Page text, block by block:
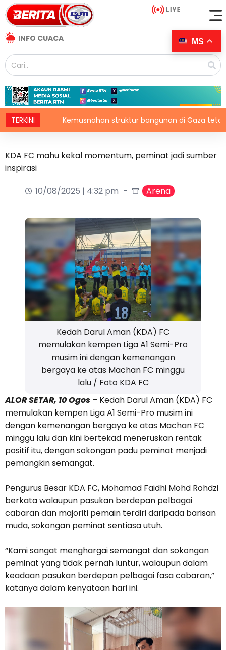
INFO CUACA
TERKINIKemusnahan struktur bangunan di Gaza tetap catat
KDA FC mahu kekal momentum, peminat jadi sumber
inspirasi
10/08/2025 | 4:32 pm
Arena
Kedah Darul Aman (KDA) FC
memulakan kempen Liga A1 Semi-Pro
musim ini dengan kemenangan
bergaya ke atas Machan FC minggu
lalu / Foto KDA FC
ALOR SETAR, 10 Ogos – Kedah Darul Aman (KDA) FC
memulakan kempen Liga A1 Semi-Pro musim ini
dengan kemenangan bergaya ke atas Machan FC
minggu lalu dan kini bertekad meneruskan rentak
positif itu, dengan sokongan padu peminat menjadi
pemangkin semangat.
Pengurus Besar KDA FC, Mohamad Faidhi Mohd Rohdzi
berkata walaupun pasukan berdepan pelbagai
cabaran dan majoriti pemain terdiri daripada barisan
muda, sokongan peminat sentiasa utuh.
“Kami sangat menghargai semangat dan sokongan
peminat yang tidak pernah luntur, walaupun dalam
keadaan pasukan berdepan pelbagai fasa cabaran,”
katanya dalam kenyataan hari ini.
MS